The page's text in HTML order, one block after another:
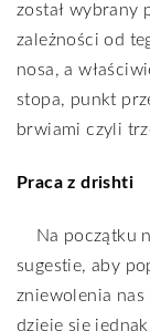
został wybrany
zależności od
nosa, a
stopa, punkt
brwiami czyli
Praca z drishti
Na początku
sugestie, aby
zniewolenia
dzieje się